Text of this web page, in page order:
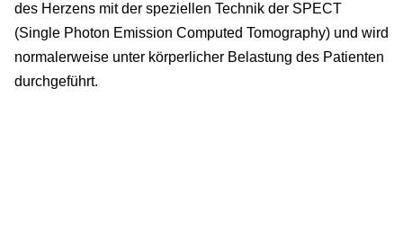
des Herzens mit der speziellen Technik der SPECT
(Single Photon Emission Computed Tomography) und wird
normalerweise unter körperlicher Belastung des Patienten
durchgeführt.